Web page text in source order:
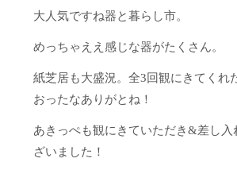
大人気ですね器と暮らし市。
めっちゃええ感じな器がたくさん。
紙芝居も大盛況。全3回観にきてくれ
おったなありがとね！
あきっぺも観にきていただき&差し入
ざいました！